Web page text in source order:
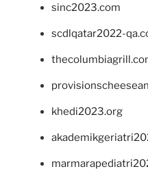
sinc2023.com
scdlqatar2022-
khedi2023.org